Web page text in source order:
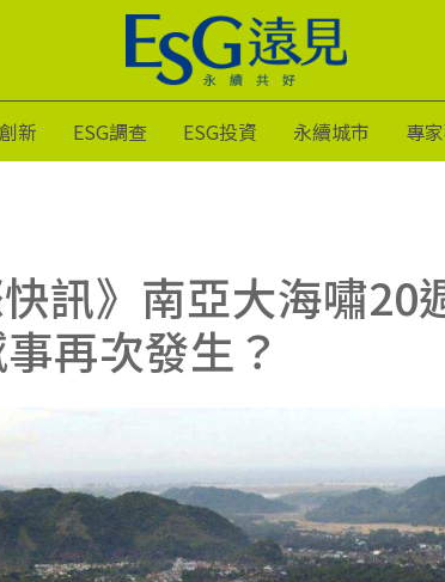
新 ESG調查 ESG投資 永續城市 專
訊》南亞大海嘯
再次發生？